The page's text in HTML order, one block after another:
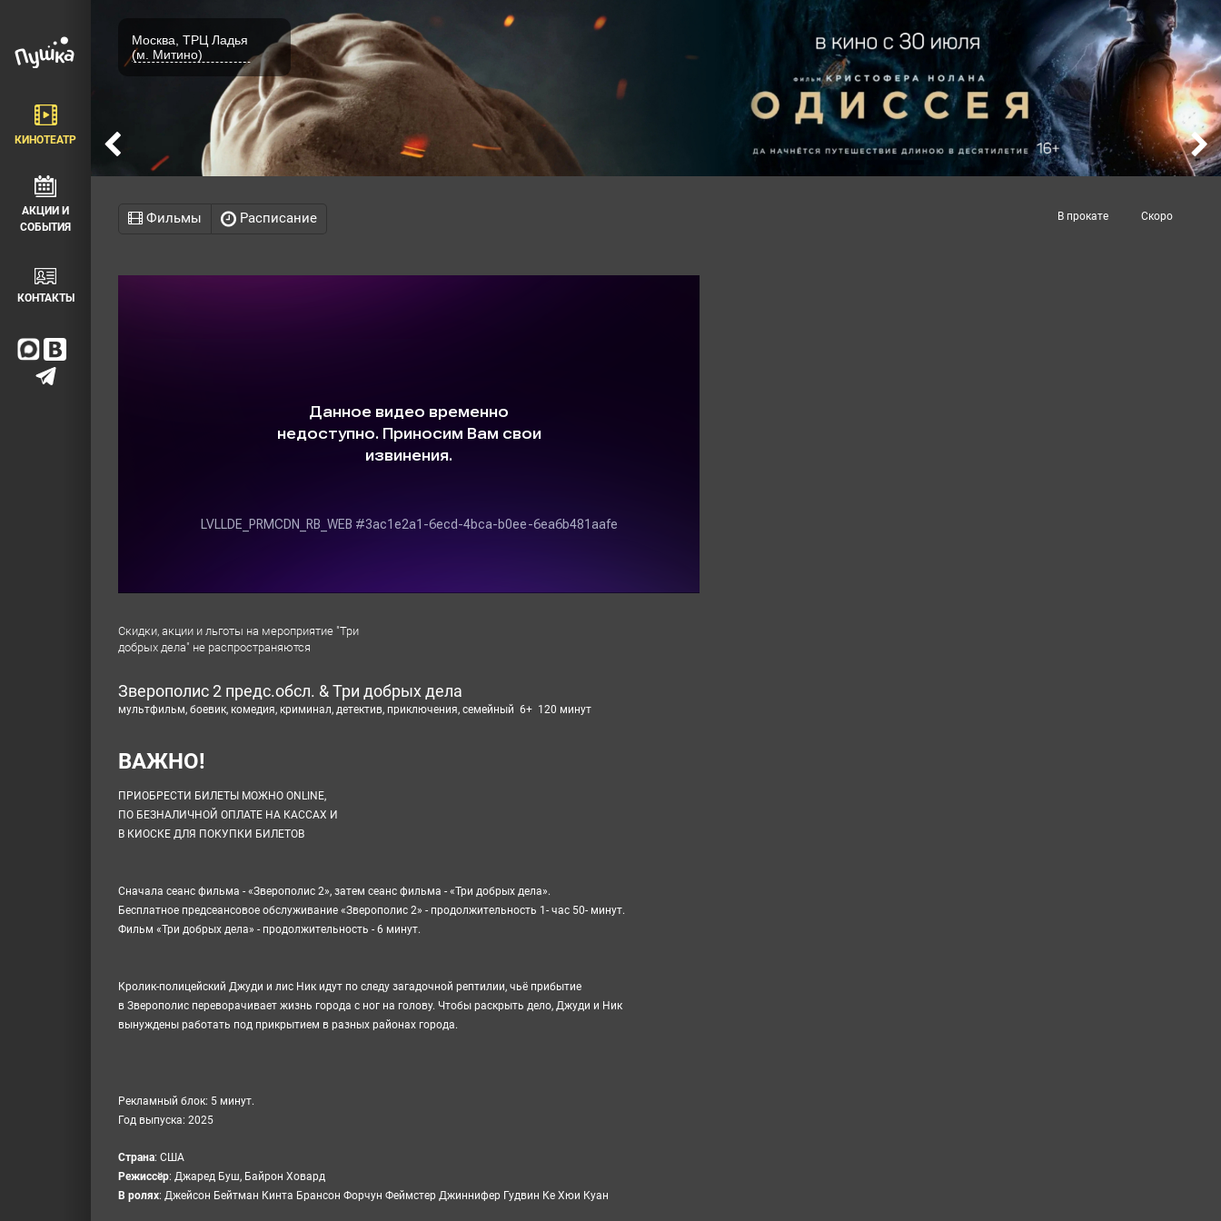
КИНОТЕАТР
АКЦИИ И
СОБЫТИЯ
КОНТАКТЫ
Москва, ТРЦ Ладья
(м. Митино)
Фильмы Расписание В прокате Скоро
Скидки, акции и льготы на мероприятие "Три
добрых дела" не распространяются
Зверополис 2 предс.обсл. & Три добрых дела
мультфильм, боевик, комедия, криминал, детектив, приключения, семейный 6+ 120 минут
ВАЖНО!
ПРИОБРЕСТИ БИЛЕТЫ МОЖНО ONLINE,
ПО БЕЗНАЛИЧНОЙ ОПЛАТЕ НА КАССАХ И
В КИОСКЕ ДЛЯ ПОКУПКИ БИЛЕТОВ
Сначала сеанс фильма - «Зверополис 2», затем сеанс фильма - «Три добрых дела».
Бесплатное предсеансовое обслуживание «Зверополис 2» - продолжительность 1- час 50- минут.
Фильм «Три добрых дела» - продолжительность - 6 минут.
Кролик-полицейский Джуди и лис Ник идут по следу загадочной рептилии, чьё прибытие
в Зверополис переворачивает жизнь города с ног на голову. Чтобы раскрыть дело, Джуди и Ник
вынуждены работать под прикрытием в разных районах города.
Рекламный блок: 5 минут.
Год выпуска: 2025
Cтрана: США
Режиссёр: Джаред Буш, Байрон Ховард
В ролях: Джейсон Бейтман Кинта Брансон Форчун Феймстер Джиннифер Гудвин Ке Хюи Куан